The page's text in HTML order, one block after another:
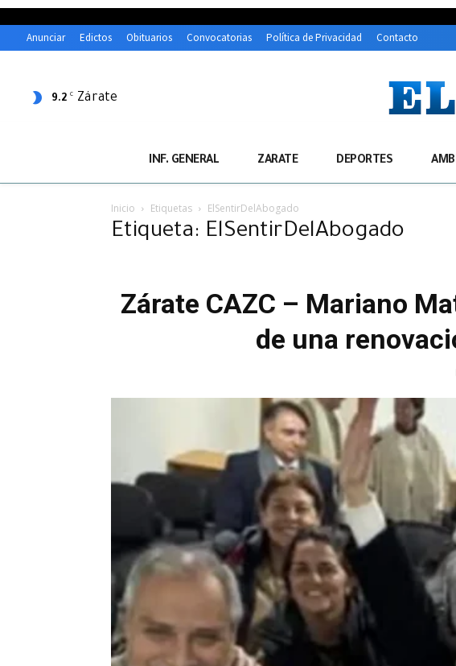
Anunciar Edictos Obituarios Convocatorias Política de Privacidad Contacto
9.2 C Zárate
INF. GENERAL ZARATE DEPORTES
Inicio Etiquetas ElSentirDelAbogado
Etiqueta: ElSentirDelAbogado
Zárate CAZC – Mariano
de una